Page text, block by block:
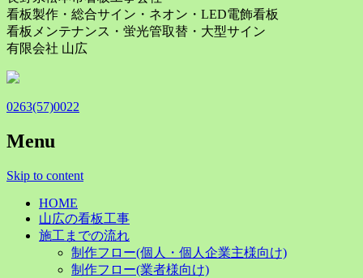
看板製作・総合サイン・ネオン・LED電飾看板
看板メンテナンス・蛍光管取替・大型サイン
有限会社 山広
0263(57)0022
Menu
Skip to content
HOME
山広の看板工事
施工までの流れ
制作フロー(個人・個人企業主様向け)
制作フロー(業者様向け)